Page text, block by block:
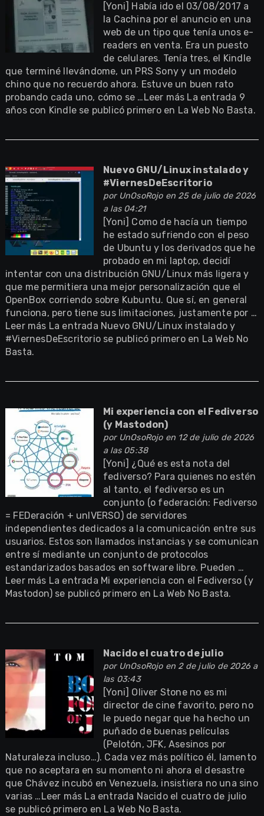
[Yoni] Había ido el 03/08/2017 a
la Cachina por el anuncio en una
web de un tipo que tenía unos e-
readers en venta. Era un puesto
de celulares. Tenía tres, el Kindle
que terminé llevándome, un PRS Sony y un modelo
chino que no recuerdo ahora. Estuve un buen rato
probando cada uno, cómo se …Leer más La entrada 9
años con Kindle se publicó primero en La Web No Basta.
Nuevo GNU/Linux instalado y
#ViernesDeEscritorio
por UnOsoRojoen 25 de julio de 2026
a las 04:21
[Yoni] Como de hacía un tiempo
he estado sufriendo con el peso
de Ubuntu y los derivados que he
probado en mi laptop, decidí
intentar con una distribución GNU/Linux más ligera y
que me permitiera una mejor personalización que el
OpenBox corriendo sobre Kubuntu. Que sí, en general
funciona, pero tiene sus limitaciones, justamente por …
Leer más La entrada Nuevo GNU/Linux instalado y
#ViernesDeEscritorio se publicó primero en La Web No
Basta.
Mi experiencia con el Fediverso
(y Mastodon)
por UnOsoRojoen 12 de julio de 2026
a las 05:38
[Yoni] ¿Qué es esta nota del
fediverso? Para quienes no estén
al tanto, el fediverso es un
conjunto (o federación: Fediverso
= FEDeración + unIVERSO) de servidores
independientes dedicados a la comunicación entre sus
usuarios. Estos son llamados instancias y se comunican
entre sí mediante un conjunto de protocolos
estandarizados basados en software libre. Pueden …
Leer más La entrada Mi experiencia con el Fediverso (y
Mastodon) se publicó primero en La Web No Basta.
Nacido el cuatro de julio
por UnOsoRojoen 2 de julio de 2026 a
las 03:43
[Yoni] Oliver Stone no es mi
director de cine favorito, pero no
le puedo negar que ha hecho un
puñado de buenas películas
(Pelotón, JFK, Asesinos por
Naturaleza incluso…). Cada vez más político él, lamento
que no aceptara en su momento ni ahora el desastre
que Chávez incubó en Venezuela, insistiera no una sino
varias …Leer más La entrada Nacido el cuatro de julio
se publicó primero en La Web No Basta.